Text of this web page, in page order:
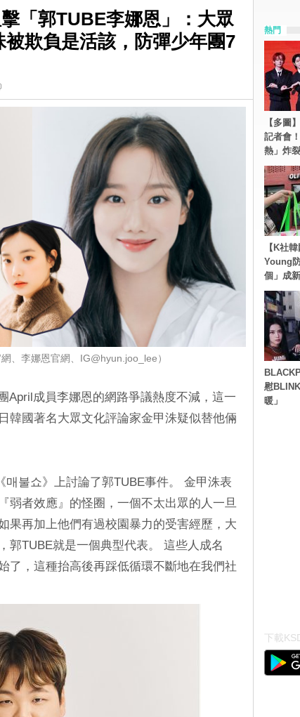
「郭TUBE李娜恩」：大眾
欺負是活該，防彈少年團7
、李娜恩官網、IG@hyun.joo_lee）
April成員李娜恩的網路爭議熱度不減，這一
韓國著名大眾文化評論家金甲洙疑似替他倆
매불쇼》上討論了郭TUBE事件。 金甲洙表
弱者效應』的怪圈，一個不太出眾的人一旦
果再加上他們有過校園暴力的受害經歷，大
郭TUBE就是一個典型代表。 這些人成名
了，這種抬高後再踩低循環不斷地在我們社
熱門
【多圖
記者會
熱」炸
【K社
Young
個」成
慰
暖」
下載